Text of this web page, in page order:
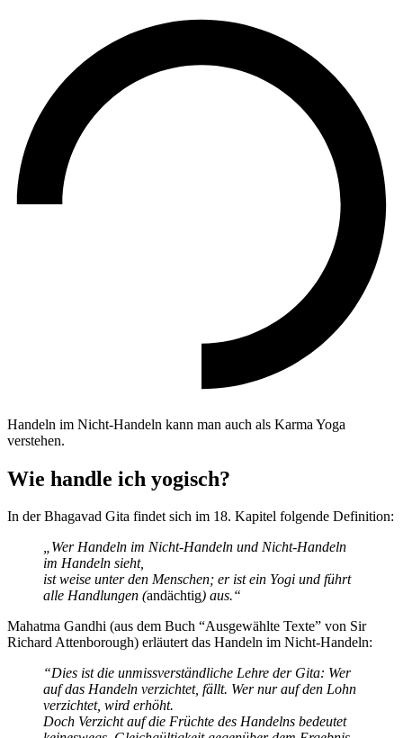
Handeln im Nicht-Handeln kann man auch als Karma Yoga
verstehen.
Wie handle ich yogisch?
In der Bhagavad Gita findet sich im 18. Kapitel folgende Definition:
„Wer Handeln im Nicht-Handeln und Nicht-Handeln
im Handeln sieht,
ist weise unter den Menschen; er ist ein Yogi und führt
alle Handlungen (andächtig) aus.“
Mahatma Gandhi (aus dem Buch “Ausgewählte Texte” von Sir
Richard Attenborough) erläutert das Handeln im Nicht-Handeln:
“Dies ist die unmissverständliche Lehre der Gita: Wer
auf das Handeln verzichtet, fällt. Wer nur auf den Lohn
verzichtet, wird erhöht.
Doch Verzicht auf die Früchte des Handelns bedeutet